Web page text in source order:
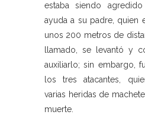
estaba siendo
ayuda a su padre, quien
unos 200 metros de
llamado, se levantó y
auxiliarlo; sin embargo,
los tres atacantes,
varias heridas de
muerte.